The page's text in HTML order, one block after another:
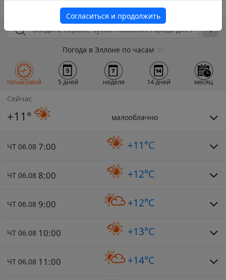
Погода в Эллоне по часам
почасовой 5 дней неделя 14 дней месяц
Сейчас
+11° малооблачно
ЧТ 06.08 7:00 +11°C
ЧТ 06.08 8:00 +12°C
ЧТ 06.08 9:00 +12°C
ЧТ 06.08 10:00 +13°C
ЧТ 06.08 11:00 +14°C
Согласиться и продолжить